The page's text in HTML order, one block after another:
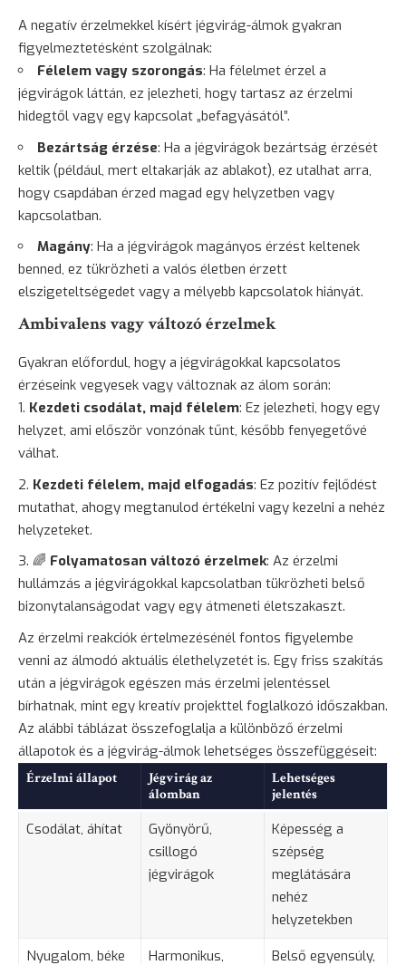
A negatív érzelmekkel kísért jégvirág-álmok gyakran
figyelmeztetésként szolgálnak:
Félelem vagy szorongás: Ha félelmet érzel a
jégvirágok láttán, ez jelezheti, hogy tartasz az érzelmi
hidegtől vagy egy kapcsolat „befagyásától”.
Bezártság érzése: Ha a jégvirágok bezártság érzését
keltik (például, mert eltakarják az ablakot), ez utalhat arra,
hogy csapdában érzed magad egy helyzetben vagy
kapcsolatban.
Magány: Ha a jégvirágok magányos érzést keltenek
benned, ez tükrözheti a valós életben érzett
elszigeteltségedet vagy a mélyebb kapcsolatok hiányát.
Ambivalens vagy változó érzelmek
Gyakran előfordul, hogy a jégvirágokkal kapcsolatos
érzéseink vegyesek vagy változnak az álom során:
Kezdeti csodálat, majd félelem: Ez jelezheti, hogy egy
helyzet, ami először vonzónak tűnt, később fenyegetővé
válhat.
Kezdeti félelem, majd elfogadás: Ez pozitív fejlődést
mutathat, ahogy megtanulod értékelni vagy kezelni a nehéz
helyzeteket.
🌈 Folyamatosan változó érzelmek: Az érzelmi
hullámzás a jégvirágokkal kapcsolatban tükrözheti belső
bizonytalanságodat vagy egy átmeneti életszakaszt.
Az érzelmi reakciók értelmezésénél fontos figyelembe
venni az álmodó aktuális élethelyzetét is. Egy friss szakítás
után a jégvirágok egészen más érzelmi jelentéssel
bírhatnak, mint egy kreatív projekttel foglalkozó időszakban.
Az alábbi táblázat összefoglalja a különböző érzelmi
állapotok és a jégvirág-álmok lehetséges összefüggéseit:
Érzelmi állapot
Jégvirág az
álomban
Lehetséges
jelentés
Csodálat, áhítat
Gyönyörű,
csillogó
jégvirágok
Képesség a
szépség
meglátására
nehéz
helyzetekben
Nyugalom, béke
Harmonikus, Belső egyensúly,